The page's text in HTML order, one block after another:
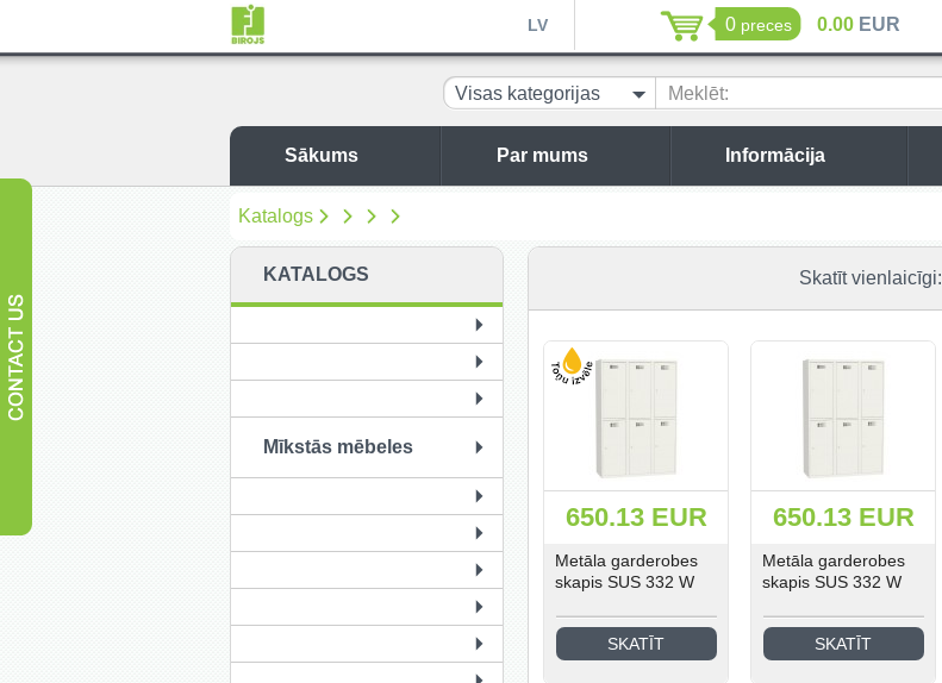
LV 0 preces 0.00 EUR
Visas kategorijas Meklēt:
Sākums Par mums Informācija
Katalogs
KATALOGS
Mīkstās mēbeles
Skatīt vienlaicīgi:
650.13 EUR
Metāla garderobes
skapis SUS 332 W
SKATĪT
650.13 EUR
Metāla garderobes
skapis SUS 332 W
SKATĪT